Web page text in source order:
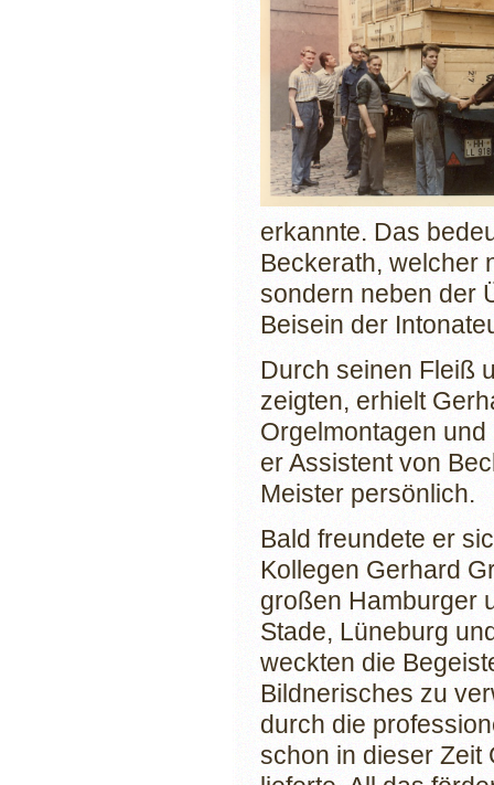
erkannte. Das
Beckerath, welcher
sondern neben der
Beisein der
Durch seinen Fleiß
zeigten, erhielt
Orgelmontagen
er Assistent von
Meister persönlich.
Bald freundete er
Kollegen Gerhard
großen Hamburger
Stade, Lüneburg
weckten die
Bildnerisches zu
durch die
schon in dieser Zeit